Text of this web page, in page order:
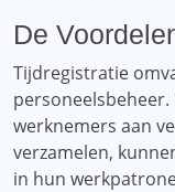
De
Tijdregistratie
werknemers aan
verzamelen,
in hun